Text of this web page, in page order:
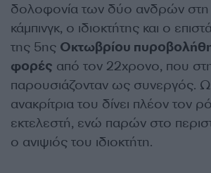
δολοφονία των δύο ανδρών στη
κάμπινγκ, ο ιδιοκτήτης και ο
της 5ης Οκτωβρίου
φορές από τον 22χρονο, που
παρουσιάζονταν ως συνεργός.
ανακρίτρια του δίνει πλέον τον
εκτελεστή, ενώ παρών στο
ο ανιψιός του ιδιοκτήτη.